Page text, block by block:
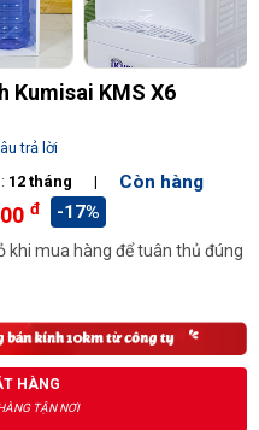
Kumisai KMS X6
trả lời
12 tháng | Còn hàng
đ -17%
khi mua hàng để tuân thủ đúng
HÀNG
TẬN NƠI